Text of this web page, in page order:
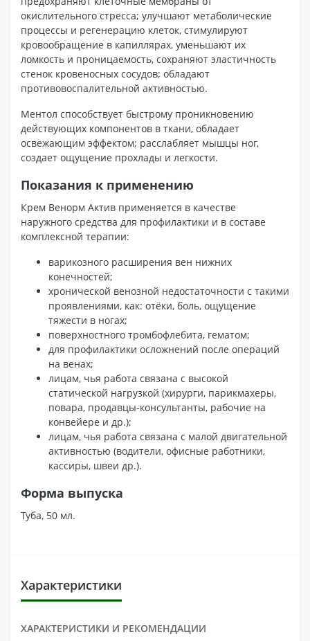
окислительного стресса; улучшают метаболические
процессы и регенерацию клеток, стимулируют
кровообращение в капиллярах, уменьшают их
ломкость и проницаемость, сохраняют эластичность
стенок кровеносных сосудов; обладают
противовоспалительной активностью.
Ментол способствует быстрому проникновению
действующих компонентов в ткани, обладает
освежающим эффектом; расслабляет мышцы ног,
создает ощущение прохлады и легкости.
Показания к применению
Крем Венорм Актив применяется в качестве
наружного средства для профилактики и в составе
комплексной терапии:
варикозного расширения вен нижних
конечностей;
хронической венозной недостаточности с такими
проявлениями, как: отёки, боль, ощущение
тяжести в ногах;
поверхностного тромбофлебита, гематом;
для профилактики осложнений после операций
на венах;
лицам, чья работа связана с высокой
статической нагрузкой (хирурги, парикмахеры,
повара, продавцы-консультанты, рабочие на
конвейере и др.);
лицам, чья работа связана с малой двигательной
активностью (водители, офисные работники,
кассиры, швеи др.).
Форма выпуска
Туба, 50 мл.
Характеристики
ХАРАКТЕРИСТИКИ И РЕКОМЕНДАЦИИ